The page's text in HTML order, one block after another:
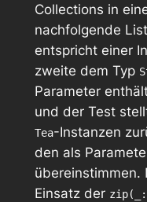
Collections in
nachfolgende
entspricht einer
zweite dem Typ
Parameter
und der Test
Tea-Instanzen
den als
übereinstimmen.
Einsatz der